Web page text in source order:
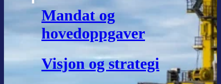
Mandat og
hovedoppgaver
Visjon og strategi